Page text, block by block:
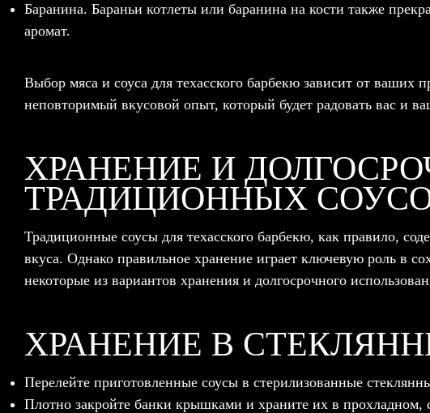
Баранина. Бараньи котлеты или баранина на кости также
аромат.
Выбор мяса и соуса для техасского барбекю зависит от
неповторимый вкусовой опыт, который будет радовать вас и
ХРАНЕНИЕ И
ТРАДИЦИОННЫХ
Традиционные соусы для техасского барбекю, как правило,
вкуса. Однако правильное хранение играет ключевую роль в
некоторые из вариантов хранения и долгосрочного
ХРАНЕНИЕ В
Перелейте приготовленные соусы в стерилизованные
Плотно закройте банки крышками и храните их в прохладном,